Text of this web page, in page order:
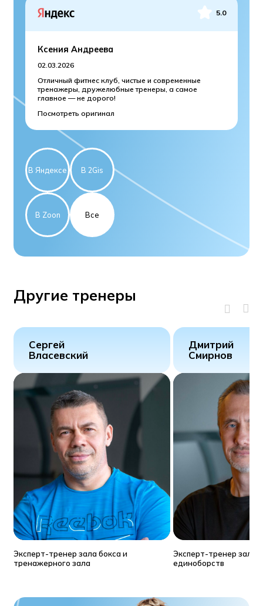
5.0
Ксения Андреева
02.03.2026
Отличный фитнес клуб, чистые и современные
тренажеры, дружелюбные тренеры, а самое
главное — не дорого!
Посмотреть оригинал
В Яндексе В 2Gis
В Zoon Все
Другие тренеры
Сергей
Власевский
Эксперт-тренер зала бокса и
тренажерного зала
Дмитрий
Смирнов
Эксперт-тренер зала
единоборств